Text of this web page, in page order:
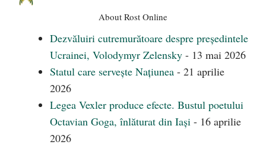
About Rost Online
Dezvăluiri cutremurătoare despre președintele
Ucrainei, Volodymyr Zelensky - 13 mai 2026
Statul care servește Națiunea - 21 aprilie
2026
Legea Vexler produce efecte. Bustul poetului
Octavian Goga, înlăturat din Iași - 16 aprilie
2026